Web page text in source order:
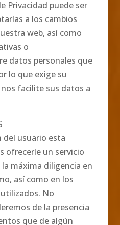
Privacidad puede ser
a los cambios
web, así como
o
datos personales que
lo que exige su
facilite sus datos a
del usuario esta
ofrecerle un servicio
máxima diligencia en
así como en los
No
de la presencia
que de algún